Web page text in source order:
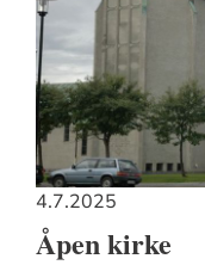
4.7.2025
Åpen kirke